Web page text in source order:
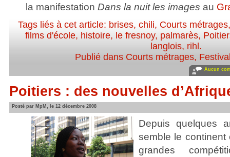
la manifestation Dans la nuit les images au
Tags liés à cet article: brises,chili, Courts métrages
films d'école, histoire, le fresnoy, palmarès,
langlois, rihl .
Publié dans Courts métrages,
Aucun
Poitiers : des nouvelles
Posté par MpM, le 12 décembre 2008
Depuis quelques
semble le
grandes